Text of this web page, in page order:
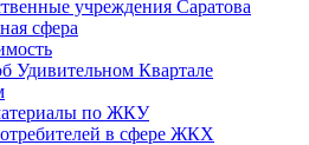
учреждения Саратова
сфера
Удивительном Квартале
по ЖКУ
в сфере ЖКХ